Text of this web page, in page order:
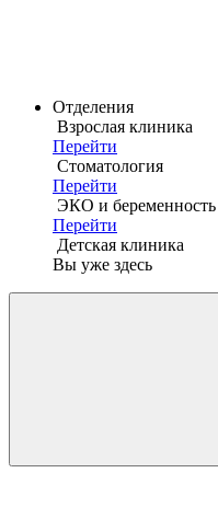
Отделения
Взрослая клиника
Перейти
Стоматология
Перейти
ЭКО и беременность
Перейти
Детская клиника
Вы уже здесь